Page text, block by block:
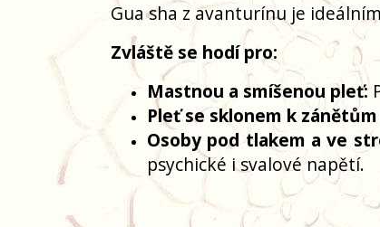
Gua sha z avanturínu je
Zvláště se hodí pro:
Mastnou a smíšenou pleť:
Pleť se sklonem k
Osoby pod tlakem a ve
psychické i svalové napětí.